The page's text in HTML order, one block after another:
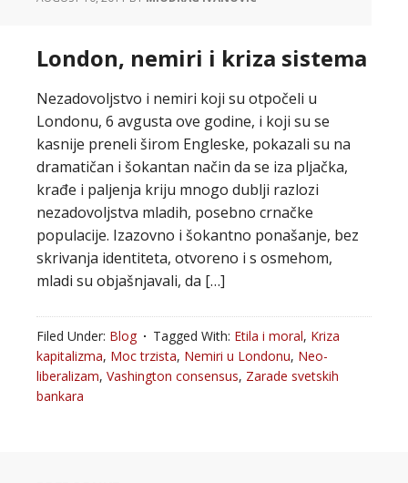
London, nemiri i kriza sistema
Nezadovoljstvo i nemiri koji su otpočeli u
Londonu, 6 avgusta ove godine, i koji su se
kasnije preneli širom Engleske, pokazali su na
dramatičan i šokantan način da se iza pljačka,
krađe i paljenja kriju mnogo dublji razlozi
nezadovoljstva mladih, posebno crnačke
populacije. Izazovno i šokantno ponašanje, bez
skrivanja identiteta, otvoreno i s osmehom,
mladi su objašnjavali, da […]
Filed Under: Blog Tagged With: Etila i moral, Kriza
kapitalizma, Moc trzista, Nemiri u Londonu, Neo-
liberalizam, Vashington consensus, Zarade svetskih
bankara